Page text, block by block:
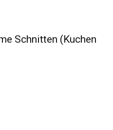
Schnitten (Kuchen